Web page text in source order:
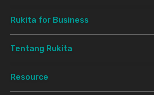
Rukita for Business
Tentang Rukita
Resource